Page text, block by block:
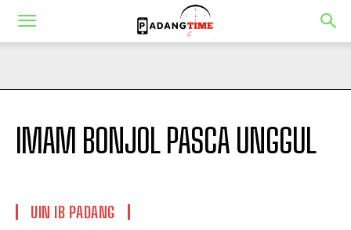
IMAM BONJOL PASCA UNGGUL
UIN IB PADANG